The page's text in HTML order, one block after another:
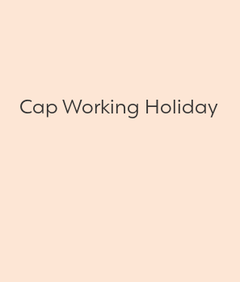
Cap Working Holiday